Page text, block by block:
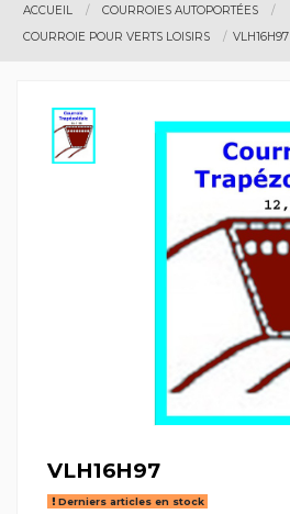
ACCUEIL
COURROIES AUTOPORTÉES
COURROIE POUR VERTS LOISIRS
VLH16H97
VLH16H97
Derniers articles en stock